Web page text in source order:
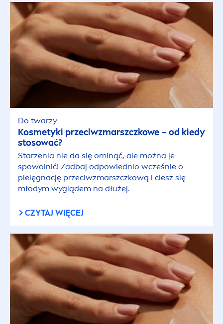
Do twarzy
Kosmetyki przeciwzmarszczkowe – od kiedy
stosować?
Starzenia nie da się ominąć, ale można je
spowolnić! Zadbaj odpowiednio wcześnie o
pielęgnację przeciwzmarszczkową i ciesz się
młodym wyglądem na dłużej.
CZYTAJ WIĘCEJ